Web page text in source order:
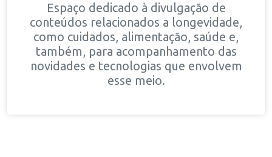
Espaço dedicado à divulgação de
conteúdos relacionados a longevidade,
como cuidados, alimentação, saúde e,
também, para acompanhamento das
novidades e tecnologias que envolvem
esse meio.